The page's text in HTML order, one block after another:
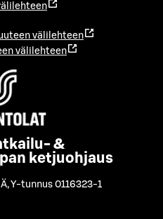
välilehteen
välilehteen
&
ketjuohjaus
,Y-tunnus 0116323-1